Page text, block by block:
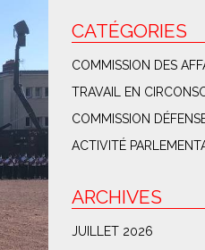
CATÉGORIES
COMMISSION DES
TRAVAIL EN
COMMISSION
ACTIVITÉ
ARCHIVES
JUILLET 2026